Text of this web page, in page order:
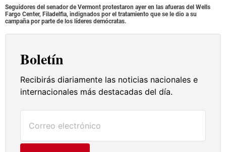
Seguidores del senador de Vermont protestaron ayer en las afueras del Wells
Fargo Center, Filadelfia, indignados por el tratamiento que se le dio a su
campaña por parte de los líderes demócratas.
Boletín
Recibirás diariamente las noticias nacionales e
internacionales más destacadas del día.